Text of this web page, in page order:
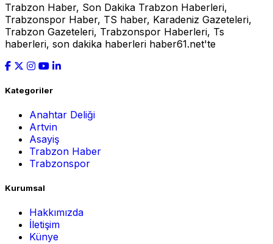
Trabzon Haber, Son Dakika Trabzon Haberleri,
Trabzonspor Haber, TS haber, Karadeniz Gazeteleri,
Trabzon Gazeteleri, Trabzonspor Haberleri, Ts
haberleri, son dakika haberleri haber61.net'te
Kategoriler
Anahtar Deliği
Artvin
Asayiş
Trabzon Haber
Trabzonspor
Kurumsal
Hakkımızda
İletişim
Künye